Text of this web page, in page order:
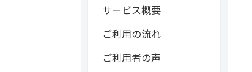
サービス概要
ご利用の流れ
ご利用者の声